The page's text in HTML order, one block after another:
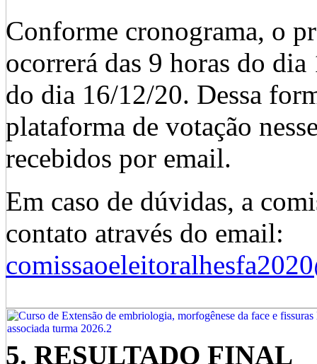
Conforme cronograma, o
ocorrerá das 9 horas do
do dia 16/12/20. Dessa
plataforma de votação
recebidos por email.
Em caso de dúvidas, a
contato através do email:
5. RESULTADO FINAL